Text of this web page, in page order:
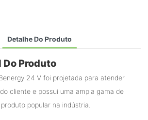
Detalhe Do Produto
Do Produto
24 V foi projetada para atender
cliente e possui uma ampla gama de
popular na indústria.